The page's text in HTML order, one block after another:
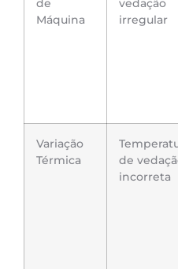
de
Máquina
vedação
irregular
Variação
Térmica
de
incorreta